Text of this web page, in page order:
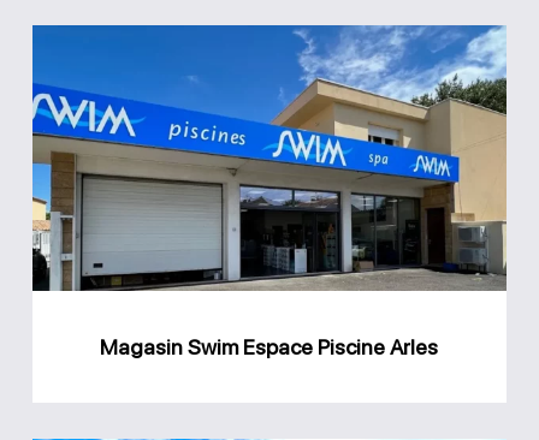
Magasin
Swim
Espace
Piscine
Arles
Magasin Swim Espace Piscine Arles